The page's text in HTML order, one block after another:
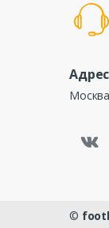
Адрес
©